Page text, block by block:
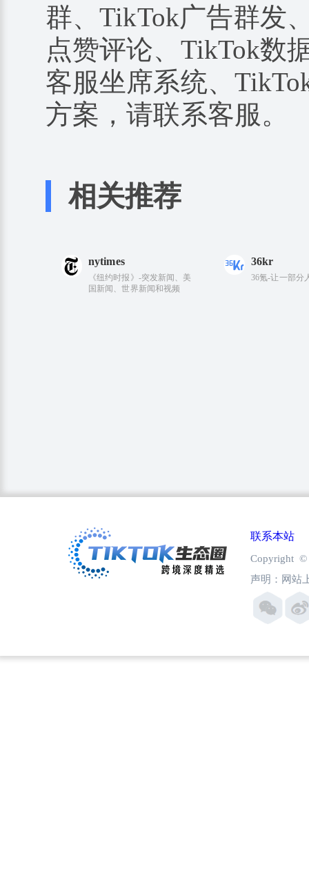
群、TikTok广告群发
点赞评论、TikTok数
客服坐席系统、
方案，请联系客服。
相关推荐
nytimes
《纽约时报》-突发新闻、美
国新闻、世界新闻和视频
36kr
36氪-让一部分
联系本站
Copyright ©
声明：网站